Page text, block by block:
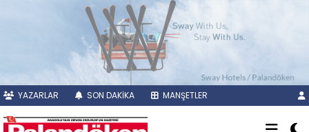
YAZARLAR SON DAKİKA MANŞETLER